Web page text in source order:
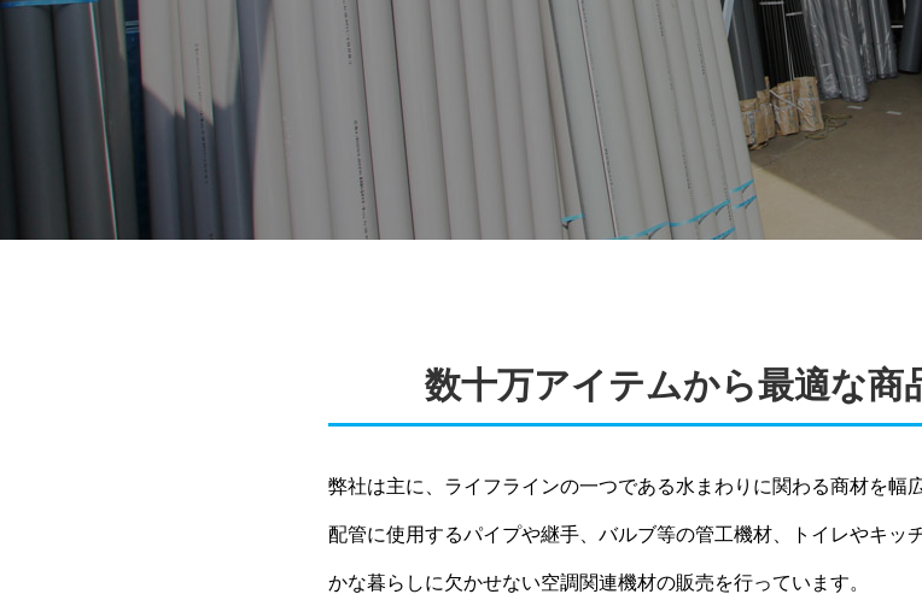
数十万アイテムから最適な商
弊社は主に、ライフラインの一つである水まわりに関わる商材を幅
配管に使用するパイプや継手、バルブ等の管工機材、トイレやキッ
かな暮らしに欠かせない空調関連機材の販売を行っています。